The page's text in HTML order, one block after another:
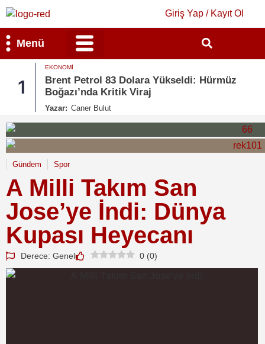
Giriş Yap / Kayıt Ol
Menü
1
EKONOMI
Brent Petrol 83 Dolara Yükseldi: Hürmüz
Boğazı’nda Kritik Viraj
Yazar: Caner Bulut
Gündem Spor
A Milli Takım San
Jose’ye İndi: Dünya
Kupası Heyecanı
Derece: Genel 0 (0)